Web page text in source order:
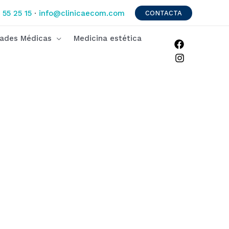
25 15 · info@clinicaecom.com CONTACTA
Médicas Medicina estética